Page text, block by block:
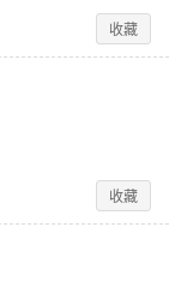
收藏
收藏